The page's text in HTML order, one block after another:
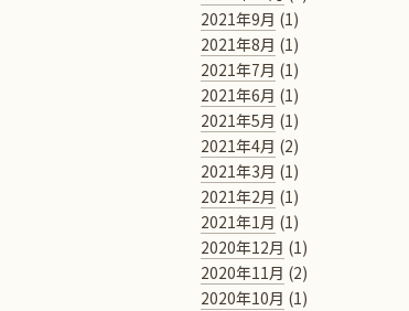
2021年9月 (1)
2021年8月 (1)
2021年7月 (1)
2021年6月 (1)
2021年5月 (1)
2021年4月 (2)
2021年3月 (1)
2021年2月 (1)
2021年1月 (1)
2020年12月 (1)
2020年11月 (2)
2020年10月 (1)